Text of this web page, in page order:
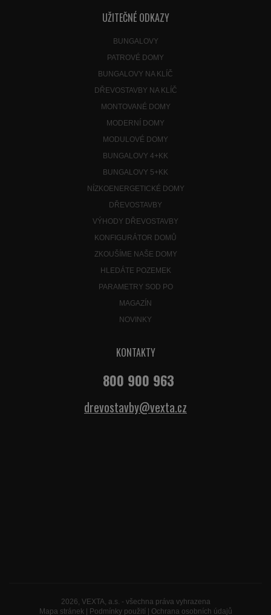
UŽITEČNÉ ODKAZY
BUNGALOVY
PATROVÉ DOMY
BUNGALOVY NA KLÍČ
DŘEVOSTAVBY NA KLÍČ
MONTOVANÉ DOMY
MODERNÍ DOMY
MODULOVÉ DOMY
BUNGALOVY 4+KK
BUNGALOVY 5+KK
NÍZKOENERGETICKÉ DOMY
DŘEVOSTAVBY
VÝHODY DŘEVOSTAVBY
KONFIGURÁTOR DOMŮ
ZKOUŠÍME NAŠE DOMY
HLEDÁTE POZEMEK
PARAMETRY SOD PO
MAGAZÍN
NOVINKY
KONTAKTY
800 900 963
drevostavby@vexta.cz
2026, VEXTA, a.s. - všechna práva vyhrazena
Mapa stránek | Podmínky použití| Ochrana osobních údajů